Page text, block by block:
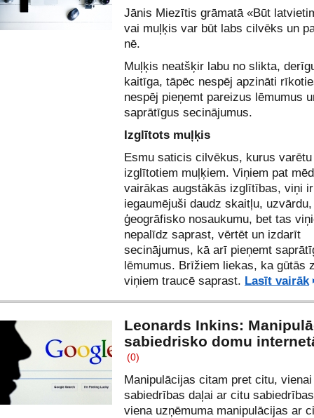
Jānis Miezītis grāmatā «Būt
vai muļķis var būt labs cilvēks un
nē.
Muļķis neatšķir labu no slikta,
kaitīga, tāpēc nespēj apzināti
nespēj pieņemt pareizus lēmumus
saprātīgus secinājumus.
Izglītots muļķis
Esmu saticis cilvēkus, kurus
izglītotiem muļķiem. Viņiem pat
vairākas augstākās izglītības, viņi ir
iegaumējuši daudz skaitļu, uzvārdu,
ģeogrāfisko nosaukumu, bet tas
nepalīdz saprast, vērtēt un izdarīt
secinājumus, kā arī pieņemt
lēmumus. Brīžiem liekas, ka gūtās
viņiem traucē saprast. Lasīt vairāk
Leonards Inkins:
sabiedrisko domu
(0)
Manipulācijas citam pret citu, vienai
sabiedrības daļai ar citu
viena uzņēmuma manipulācijas ar